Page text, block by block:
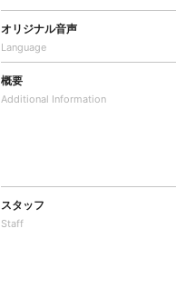
オリジナル音声
Language
概要
Additional Information
スタッフ
Staff